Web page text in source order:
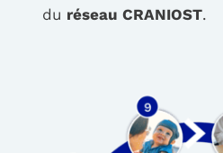
du réseau CRANIOST.